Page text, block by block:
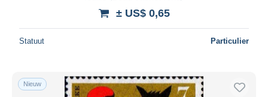
± US$ 0,65
Statuut Particulier
Nieuw